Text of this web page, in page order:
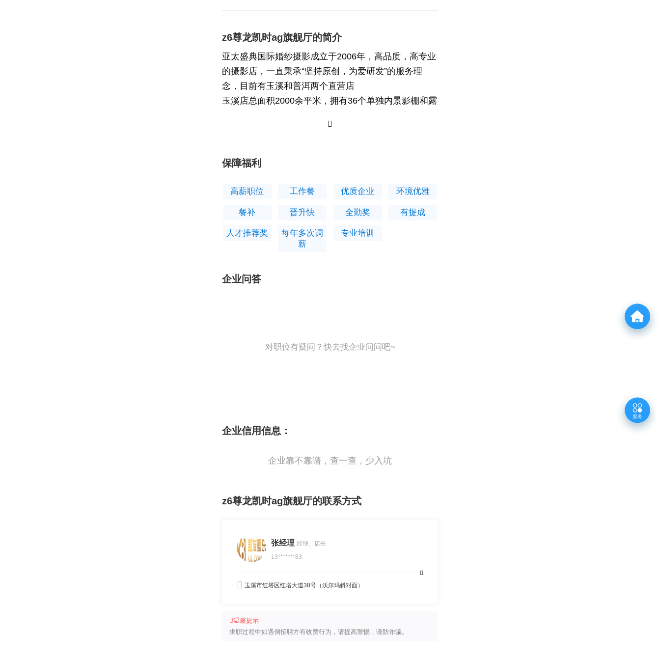
z6尊龙凯时ag旗舰厅的简介
亚太盛典国际婚纱摄影成立于2006年，高品质，高专业
的摄影店，一直秉承“坚持原创，为爱研发”的服务理
念，目前有玉溪和普洱两个直营店
玉溪店总面积2000余平米，拥有36个单独内景影棚和露
- 一个充满挑战与机遇的工作环境，让你在实践中快速
- 完善的培训体系和晋升机制，助力你的职业发展。
- 广阔的职业发展空间，期待你在这里开启属于自己的
精彩篇章。
加入ag尊龙凯时中国官网，让我们一起携手创造更加美
保障福利
高薪职位 工作餐 优质企业 环境优雅
餐补 晋升快 全勤奖 有提成
人才推荐奖
每年多次调
薪
专业培训
企业问答
对职位有疑问？快去找企业问问吧~
企业信用信息：
企业靠不靠谱，查一查，少入坑
z6尊龙凯时ag旗舰厅的联系方式
张经理 经理、店长
13*******83
玉溪市红塔区红塔大道38号（沃尔玛斜对面）
温馨提示
求职过程中如遇倒招聘方有收费行为，请提高警惕，谨防诈骗。